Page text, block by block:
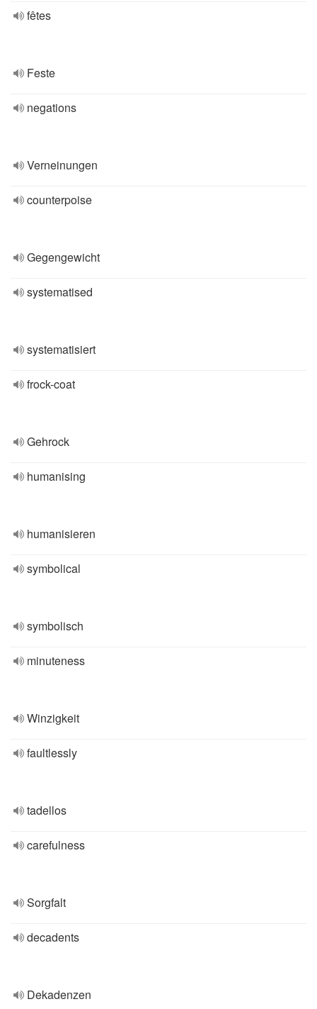
fêtes
Feste
negations
Verneinungen
counterpoise
Gegengewicht
systematised
systematisiert
frock-coat
Gehrock
humanising
humanisieren
symbolical
symbolisch
minuteness
Winzigkeit
faultlessly
tadellos
carefulness
Sorgfalt
decadents
Dekadenzen